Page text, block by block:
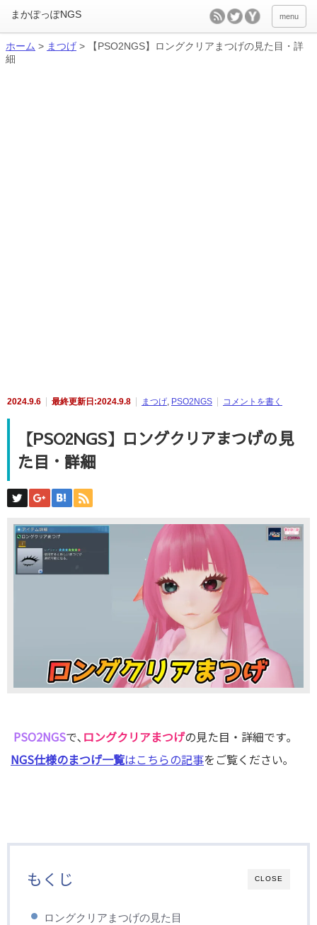
menu
ホーム > まつげ >
【PSO2NGS】ロングクリアまつげの見た目・詳
細
2024.9.6 最終更新日:2024.9.8 まつげ, PSO2NGS コメントを書く
【PSO2NGS】ロングクリアまつげの見
た目・詳細
PSO2NGSで､ ロングクリアまつげの見た目・詳細です｡
NGS仕様のまつげ一覧はこちらの記事をご覧ください｡
CLOSE
もくじ
ロングクリアまつげの見た目